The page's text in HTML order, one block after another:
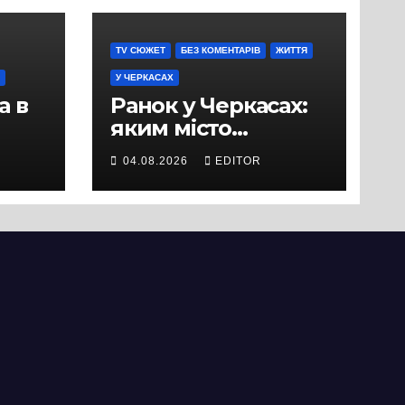
в
TV СЮЖЕТ БЕЗ КОМЕНТАРІВ ЖИТТЯ
У ЧЕРКАСАХ
Ранок у Черкасах:
яким місто
зустрічає новий
день
04.08.2026 EDITOR